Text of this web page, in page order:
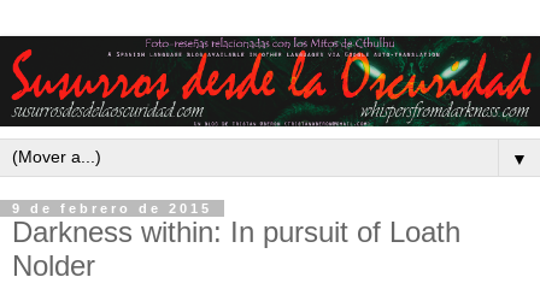
▼
9 de febrero de 2015
Darkness within: In pursuit of Loath
Nolder